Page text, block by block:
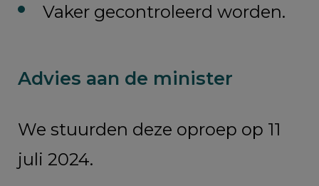
Vaker gecontroleerd worden.
Advies aan de minister
We stuurden deze oproep op 11
juli 2024.